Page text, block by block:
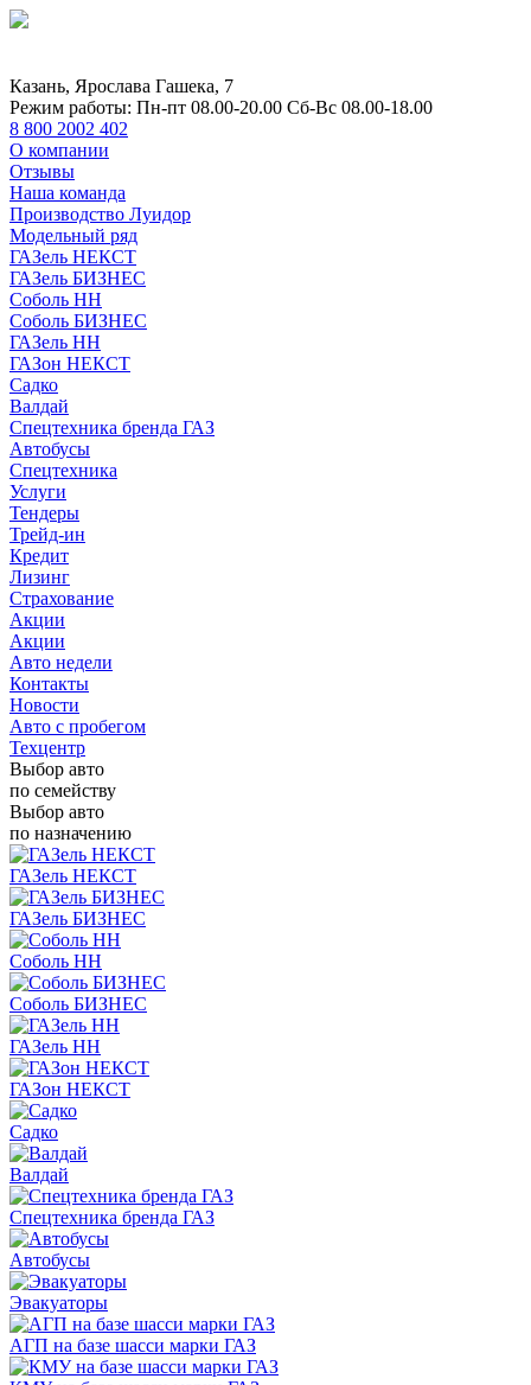
Казань, Ярослава Гашека, 7
Режим работы: Пн-пт 08.00-20.00 Сб-Вс 08.00-18.00
8 800 2002 402
О компании
Отзывы
Наша команда
Производство Луидор
Модельный ряд
ГАЗель НЕКСТ
ГАЗель БИЗНЕС
Соболь НН
Соболь БИЗНЕС
ГАЗель НН
ГАЗон НЕКСТ
Садко
Валдай
Спецтехника бренда ГАЗ
Автобусы
Спецтехника
Услуги
Тендеры
Трейд-ин
Кредит
Лизинг
Страхование
Акции
Акции
Авто недели
Контакты
Новости
Авто с пробегом
Техцентр
Выбор авто
по семейству
Выбор авто
по назначению
ГАЗель НЕКСТ
ГАЗель БИЗНЕС
Соболь НН
Соболь БИЗНЕС
ГАЗель НН
ГАЗон НЕКСТ
Садко
Валдай
Спецтехника бренда ГАЗ
Автобусы
Эвакуаторы
АГП на базе шасси марки ГАЗ